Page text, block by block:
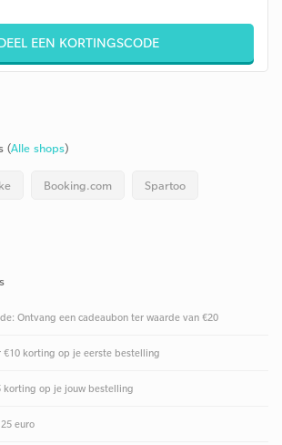
EEN KORTINGSCODE
(Alle shops)
Booking.com Spartoo
Ontvang een cadeaubon ter waarde van €20
€10 korting op je eerste bestelling
korting op je jouw bestelling
euro